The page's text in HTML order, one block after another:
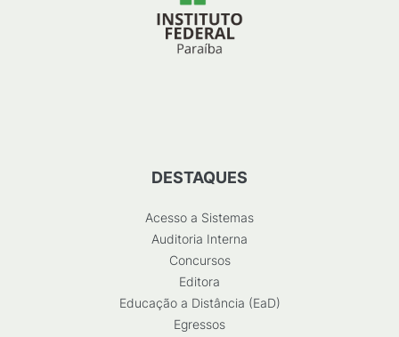
DESTAQUES
Acesso a Sistemas
Auditoria Interna
Concursos
Editora
Educação a Distância (EaD)
Egressos